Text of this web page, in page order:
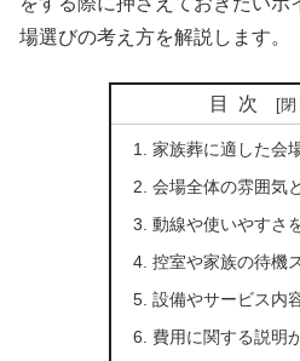
場選びの考え方を解説します。
目次
家族葬に適した会
会場全体の雰囲気
動線や使いやすさ
控室や家族の待機
設備やサービス内
費用に関する説明